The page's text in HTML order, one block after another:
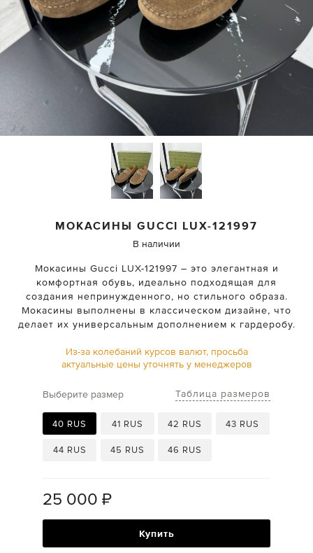
МОКАСИНЫ GUCCI LUX-121997
В наличии
Мокасины Gucci LUX-121997 – это элегантная и
комфортная обувь, идеально подходящая для
создания непринужденного, но стильного образа.
Мокасины выполнены в классическом дизайне, что
делает их универсальным дополнением к гардеробу.
Из-за колебаний курсов валют, просьба
актуальные цены уточнять у менеджеров
Выберите размер Таблица размеров
40 RUS 41 RUS 42 RUS 43 RUS
44 RUS 45 RUS 46 RUS
25 000 ₽
Купить